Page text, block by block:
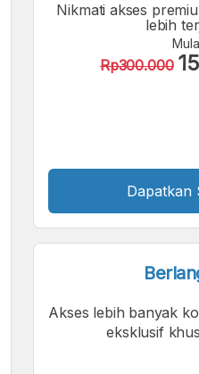
Font
Nikmati akses
lebih
Rp300.000
Dapatkan
Akses lebih banyak
eksklusif